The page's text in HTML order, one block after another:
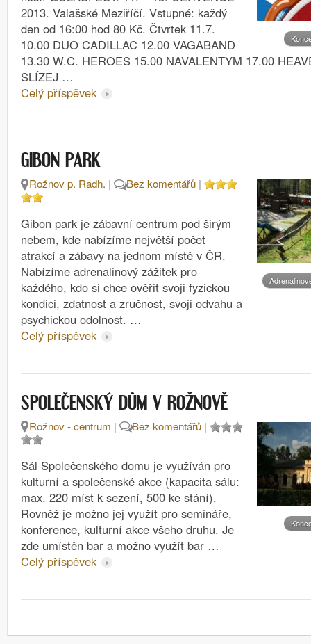
2013. Valašské Meziříčí. Vstupné: každý
den od 16:00 hod 80 Kč. Čtvrtek 11.7.
10.00 DUO CADILLAC 12.00 VAGABAND
13.30 W.C. HEROES 15.00 NAVALENTYM 17.00
SLÍZEJ …
Celý příspěvek
GIBON PARK
Rožnov p. Radh. | Bez komentářů |
Gibon park je zábavní centrum pod širým
nebem, kde nabízíme největší počet
atrakcí a zábavy na jednom místě v ČR.
Nabízíme adrenalinový zážitek pro
každého, kdo si chce ověřit svoji fyzickou
kondici, zdatnost a zručnost, svoji odvahu a
psychickou odolnost. …
Celý příspěvek
SPOLEČENSKÝ DŮM V ROŽNOVĚ
Rožnov - centrum | Bez komentářů |
Sál Společenského domu je využíván pro
kulturní a společenské akce (kapacita sálu:
max. 220 míst k sezení, 500 ke stání).
Rovněž je možno jej využít pro semináře,
konference, kulturní akce všeho druhu. Je
zde umístěn bar a možno využít bar …
Celý příspěvek